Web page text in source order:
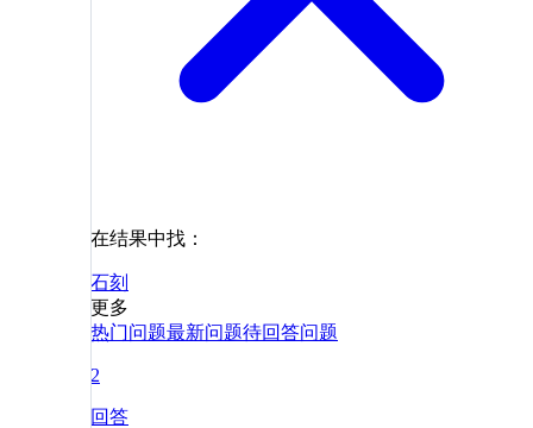
在结果中找：
石刻
更多
热门问题最新问题待回答问题
2
回答